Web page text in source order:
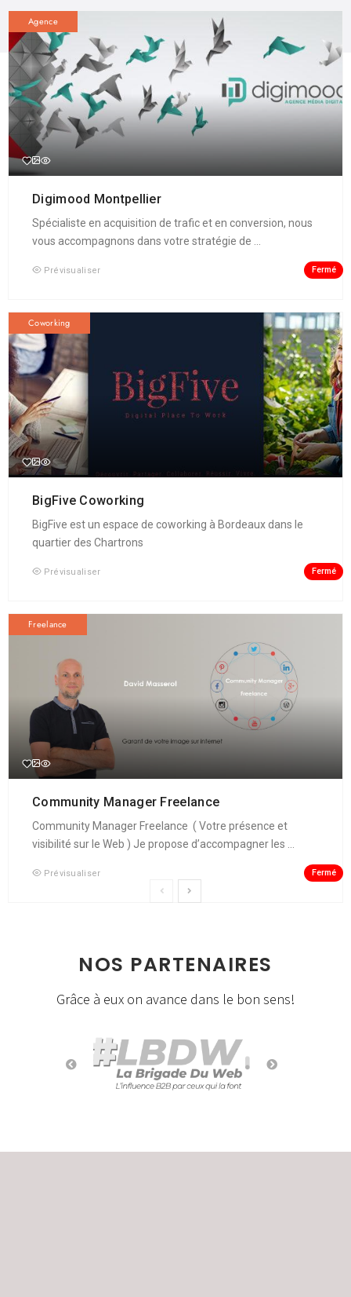
Agence
Digimood Montpellier
Spécialiste en acquisition de trafic et en conversion, nous
vous accompagnons dans votre stratégie de ...
Prévisualiser Fermé
Coworking
BigFive Coworking
BigFive est un espace de coworking à Bordeaux dans le
quartier des Chartrons
Prévisualiser Fermé
Freelance
Community Manager Freelance
Community Manager Freelance ( Votre présence et
visibilité sur le Web ) Je propose d’accompagner les ...
Prévisualiser Fermé
NOS PARTENAIRES
Grâce à eux on avance dans le bon sens!